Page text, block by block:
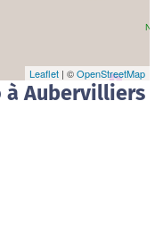
Leaflet | ©OpenStreetMap
à Aubervilliers